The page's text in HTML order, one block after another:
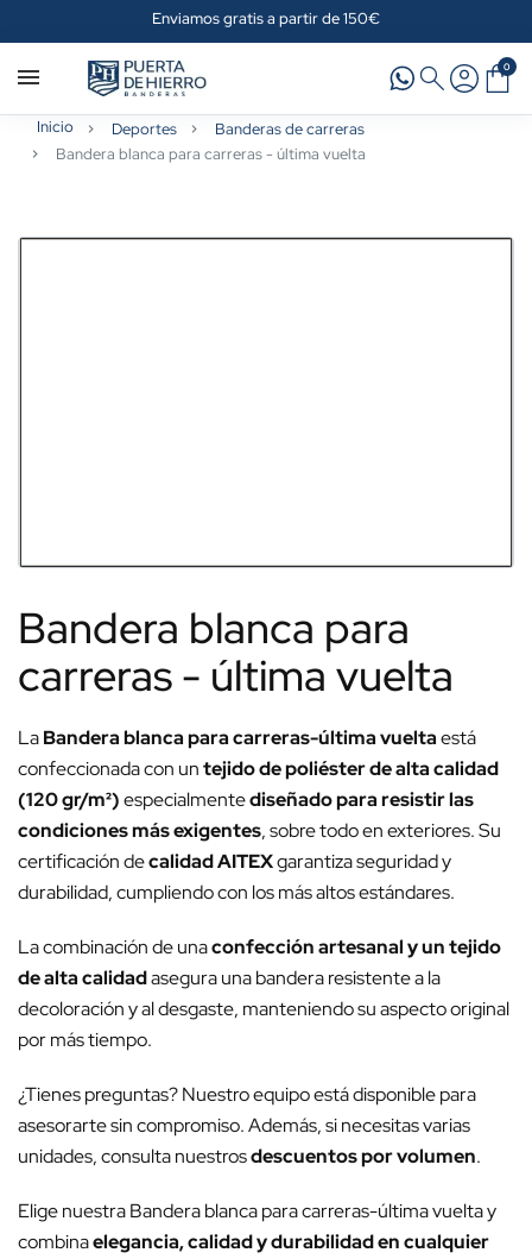
Enviamos gratis a partir de 150€
0
Inicio Deportes
Banderas de carreras
Bandera blanca para carreras - última vuelta
Bandera blanca para
carreras - última vuelta
LaBandera blanca para carreras-última vueltaestá
confeccionada con untejido de poliéster de alta calidad
(120 gr/m²)especialmentediseñado para resistir las
condiciones más exigentes, sobre todo en exteriores. Su
certificación decalidad AITEXgarantiza seguridad y
durabilidad, cumpliendo con los más altos estándares.
La combinación de unaconfección artesanal y un tejido
de alta calidadasegura una bandera resistente a la
decoloración y al desgaste, manteniendo su aspecto original
por más tiempo.
¿Tienes preguntas? Nuestro equipo está disponible para
asesorarte sin compromiso. Además, si necesitas varias
unidades, consulta nuestrosdescuentos por volumen.
Elige nuestra Bandera blanca para carreras-última vuelta y
combinaelegancia, calidad y durabilidad en cualquier